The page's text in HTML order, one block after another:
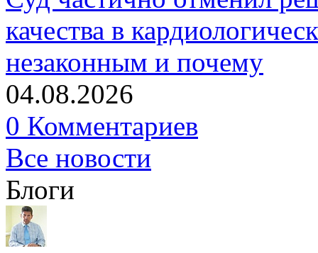
качества в
незаконным и почему
04.08.2026
0 Комментариев
Все новости
Блоги